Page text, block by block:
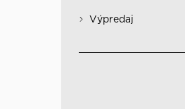
Výpredaj